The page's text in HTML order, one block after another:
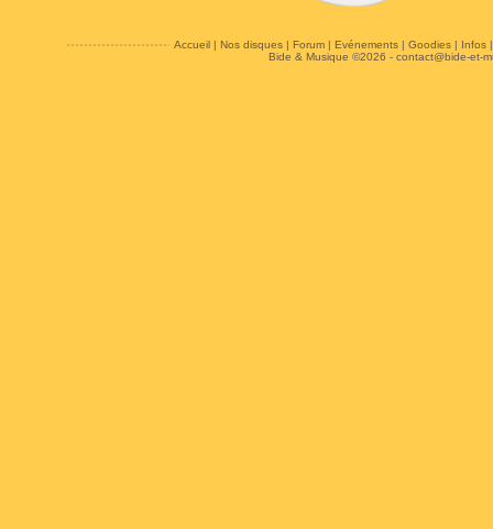
Accueil| Nos disques| Forum| Evénements| Goodies| Infos
Bide & Musique ©2026 - contact@bide-et-